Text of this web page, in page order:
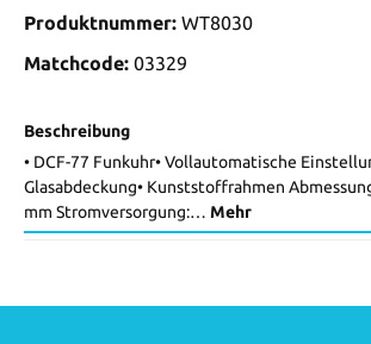
Produktnummer: WT8030
Matchcode: 03329
Beschreibung
• DCF-77 Funkuhr• Vollautomatische
Glasabdeckung• Kunststoffrahmen
mm Stromversorgung:… Mehr